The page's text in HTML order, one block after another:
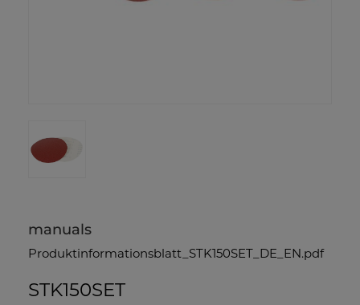
manuals
Produktinformationsblatt_STK150SET_DE_EN.pdf
STK150SET